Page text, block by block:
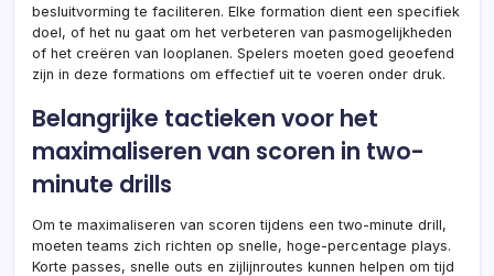
besluitvorming te faciliteren. Elke formation dient een specifiek
doel, of het nu gaat om het verbeteren van pasmogelijkheden
of het creëren van looplanen. Spelers moeten goed geoefend
zijn in deze formations om effectief uit te voeren onder druk.
Belangrijke tactieken voor het
maximaliseren van scoren in two-
minute drills
Om te maximaliseren van scoren tijdens een two-minute drill,
moeten teams zich richten op snelle, hoge-percentage plays.
Korte passes, snelle outs en zijlijnroutes kunnen helpen om tijd